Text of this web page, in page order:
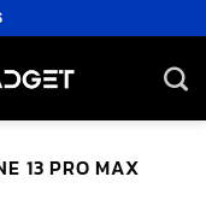
13 PRO MAX